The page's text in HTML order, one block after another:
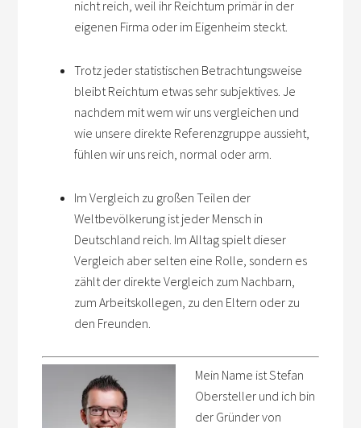
nicht reich, weil ihr Reichtum primär in der
eigenen Firma oder im Eigenheim steckt.
Trotz jeder statistischen Betrachtungsweise
bleibt Reichtum etwas sehr subjektives. Je
nachdem mit wem wir uns vergleichen und
wie unsere direkte Referenzgruppe aussieht,
fühlen wir uns reich, normal oder arm.
Im Vergleich zu großen Teilen der
Weltbevölkerung ist jeder Mensch in
Deutschland reich. Im Alltag spielt dieser
Vergleich aber selten eine Rolle, sondern es
zählt der direkte Vergleich zum Nachbarn,
zum Arbeitskollegen, zu den Eltern oder zu
den Freunden.
Mein Name ist Stefan
Obersteller und ich bin
der Gründer von